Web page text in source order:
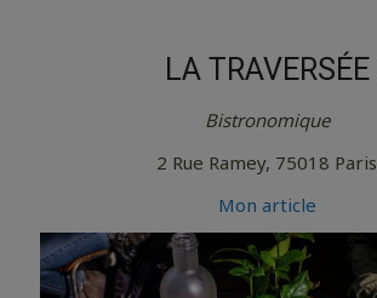
LA TRAVERSÉE
Bistronomique
2 Rue Ramey, 75018 Paris
Mon article